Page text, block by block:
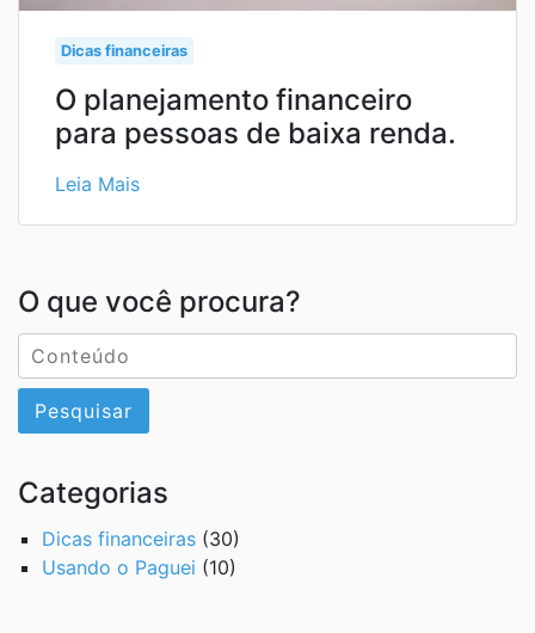
Dicas financeiras
O planejamento financeiro
para pessoas de baixa renda.
Leia Mais
O que você procura?
Pesquisar
Categorias
Dicas financeiras (30)
Usando o Paguei (10)